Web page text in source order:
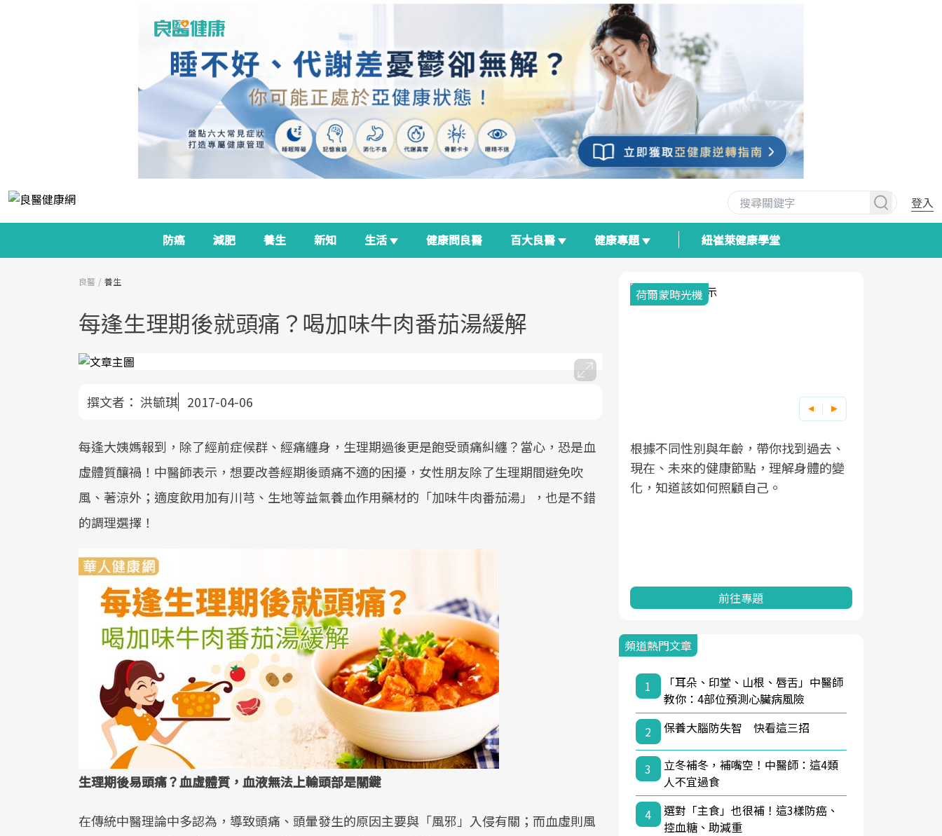
登入
防癌 減肥 養生 新知 生活 健康問良醫 百大良醫 健康專題 紐崔萊健康學堂
良醫 養生
每逢生理期後就頭痛？喝加味牛肉番茄湯緩解
撰文者： 洪毓琪 2017-04-06
每逢大姨媽報到，除了經前症候群、經痛纏身，生理期過後更是飽受頭痛糾纏？當心，恐是血
虛體質釀禍！中醫師表示，想要改善經期後頭痛不適的困擾，女性朋友除了生理期間避免吹
風、著涼外；適度飲用加有川芎、生地等益氣養血作用藥材的「加味牛肉番茄湯」，也是不錯
的調理選擇！
生理期後易頭痛？血虛體質，血液無法上輸頭部是關鍵
在傳統中醫理論中多認為，導致頭痛、頭暈發生的原因主要與「風邪」入侵有關；而血虛則風
面對超高齡社會的浪潮，台灣正在快速
邁向「健康照護」的新時代。隨著國家
政策如「健康台灣推動委員會」與「長
照3.0」的推進，「預防醫學」已成全民
療院所的服務，更是民眾了解自身健康
前往專題
2025年，就到良醫生活祭體驗「一站式
健康新生活」，從講座、體驗到運動，
全面啟動你的健康革命！
前往專題
良醫健康網從「換季的身體變化」出
發，透過醫學觀點與日常感受的對話，
建立對亞健康的認知，進而引導實際的
改善行動。
前往專題
荷爾蒙時光機
根據不同性別與年齡，帶你找到過去、
現在、未來的健康節點，理解身體的變
化，知道該如何照顧自己。
前往專題
頻道熱門文章
1
「耳朵、印堂、山根、唇舌」中醫師
教你：4部位預測心臟病風險
2
保養大腦防失智 快看這三招
3
立冬補冬，補嘴空！中醫師：這4類
人不宜過食
4
選對「主食」也很補！這3樣防癌、
控血糖、助減重